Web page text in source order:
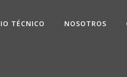
TÉCNICO NOSOTROS